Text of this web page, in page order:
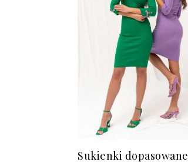
Sukienki dopasowane